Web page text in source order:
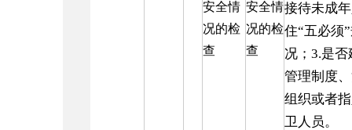
安全情
况的检
查
安全情
况的检
查
接待未成
住“五必须
况；3.是
管理制度
组织或者
卫人员。